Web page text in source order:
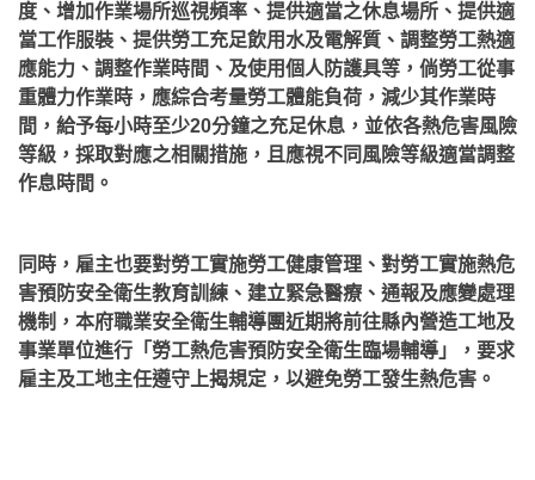
度、增加作業場所巡視頻率、提供適當之休息場所、提供適
當工作服裝、提供勞工充足飲用水及電解質、調整勞工熱適
應能力、調整作業時間、及使用個人防護具等，倘勞工從事
重體力作業時，應綜合考量勞工體能負荷，減少其作業時
間，給予每小時至少20分鐘之充足休息，並依各熱危害風險
等級，採取對應之相關措施，且應視不同風險等級適當調整
作息時間。
同時，雇主也要對勞工實施勞工健康管理、對勞工實施熱危
害預防安全衛生教育訓練、建立緊急醫療、通報及應變處理
機制，本府職業安全衛生輔導團近期將前往縣內營造工地及
事業單位進行「勞工熱危害預防安全衛生臨場輔導」，要求
雇主及工地主任遵守上揭規定，以避免勞工發生熱危害。